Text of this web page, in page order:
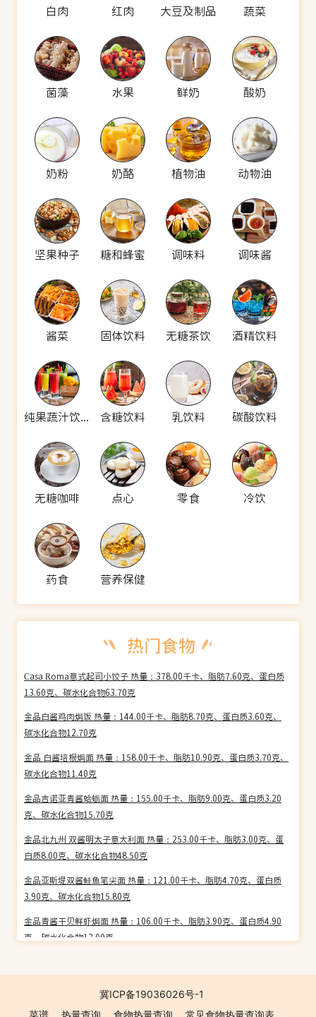
白肉 红肉 大豆及制品 蔬菜
菌藻 水果 鲜奶 酸奶
奶粉 奶酪 植物油 动物油
坚果种子 糖和蜂蜜 调味料 调味酱
酱菜 固体饮料 无糖茶饮 酒精饮料
纯果蔬汁饮料 含糖饮料 乳饮料 碳酸饮料
无糖咖啡 点心 零食 冷饮
药食 营养保健
Casa Roma意式起司小饺子 热量：378.00千卡、脂肪7.60克、蛋白质
13.60克、碳水化合物63.70克
金品白酱鸡肉焗饭 热量：144.00千卡、脂肪8.70克、蛋白质3.60克、
碳水化合物12.70克
金品 白酱培根焗面 热量：158.00千卡、脂肪10.90克、蛋白质3.70克、
碳水化合物11.40克
金品吉诺亚青酱蛤蛎面 热量：155.00千卡、脂肪9.00克、蛋白质3.20
克、碳水化合物15.70克
金品北九州 双酱明太子意大利面 热量：253.00千卡、脂肪3.00克、蛋
白质8.00克、碳水化合物48.50克
金品亚斯堤双酱鲑鱼笔尖面 热量：121.00千卡、脂肪4.70克、蛋白质
3.90克、碳水化合物15.80克
金品青酱干贝鲜虾焗面 热量：106.00千卡、脂肪3.90克、蛋白质4.90
克、碳水化合物13.00克
克、碳水化合物17.10克
金品 西西里乳酪蕃茄海鲜面 热量：105.00千卡、脂肪1.40克、蛋白质
冀ICP备19036026号-1